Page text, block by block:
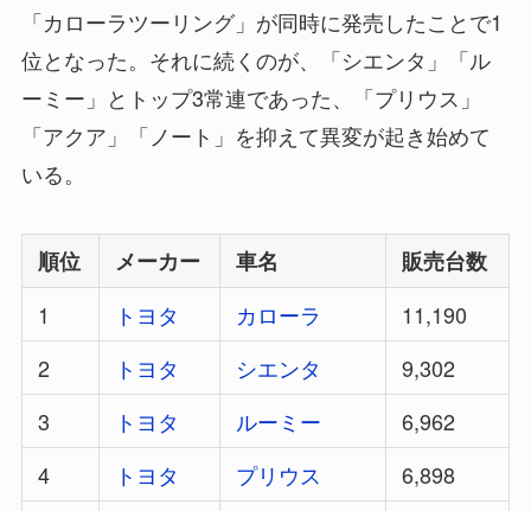
「カローラツーリング」が同時に発売したことで1
位となった。それに続くのが、「シエンタ」「ル
ーミー」とトップ3常連であった、「プリウス」
「アクア」「ノート」を抑えて異変が起き始めて
いる。
順位 メーカー 車名
販売台数
1
トヨタ カローラ
11,190
2
トヨタ シエンタ
9,302
3
トヨタ ルーミー
6,962
4
トヨタ プリウス
6,898